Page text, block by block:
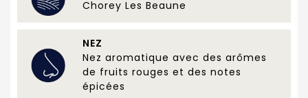
Chorey Les Beaune
NEZ
Nez aromatique avec des arômes
de fruits rouges et des notes
épicées